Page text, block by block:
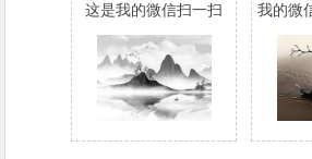
这是我的微信扫一扫
我的微